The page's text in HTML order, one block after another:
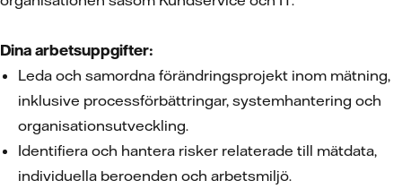
Dina arbetsuppgifter:
Leda och samordna förändringsprojekt inom mätning,
inklusive processförbättringar, systemhantering och
organisationsutveckling.
Identifiera och hantera risker relaterade till mätdata,
individuella beroenden och arbetsmiljö.